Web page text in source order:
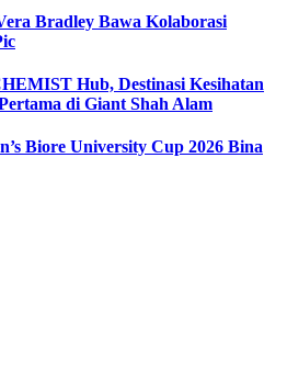
Bradley Bawa Kolaborasi
Hub, Destinasi Kesihatan
di Giant Shah Alam
Biore University Cup 2026 Bina